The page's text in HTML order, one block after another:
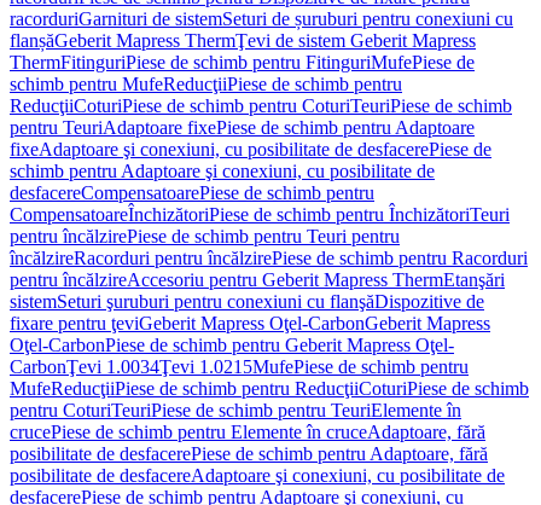
racorduriGarnituri de sistemSeturi de șuruburi pentru conexiuni cu
flanșăGeberit Mapress ThermŢevi de sistem Geberit Mapress
ThermFitinguriPiese de schimb pentru FitinguriMufePiese de
schimb pentru MufeReducţiiPiese de schimb pentru
ReducţiiCoturiPiese de schimb pentru CoturiTeuriPiese de schimb
pentru TeuriAdaptoare fixePiese de schimb pentru Adaptoare
fixeAdaptoare şi conexiuni, cu posibilitate de desfacerePiese de
schimb pentru Adaptoare şi conexiuni, cu posibilitate de
desfacereCompensatoarePiese de schimb pentru
CompensatoareÎnchizătoriPiese de schimb pentru ÎnchizătoriTeuri
pentru încălzirePiese de schimb pentru Teuri pentru
încălzireRacorduri pentru încălzirePiese de schimb pentru Racorduri
pentru încălzireAccesoriu pentru Geberit Mapress ThermEtanşări
sistemSeturi şuruburi pentru conexiuni cu flanşăDispozitive de
fixare pentru ţeviGeberit Mapress Oţel-CarbonGeberit Mapress
Oţel-CarbonPiese de schimb pentru Geberit Mapress Oţel-
CarbonŢevi 1.0034Ţevi 1.0215MufePiese de schimb pentru
MufeReducţiiPiese de schimb pentru ReducţiiCoturiPiese de schimb
pentru CoturiTeuriPiese de schimb pentru TeuriElemente în
crucePiese de schimb pentru Elemente în cruceAdaptoare, fără
posibilitate de desfacerePiese de schimb pentru Adaptoare, fără
posibilitate de desfacereAdaptoare şi conexiuni, cu posibilitate de
desfacerePiese de schimb pentru Adaptoare şi conexiuni, cu